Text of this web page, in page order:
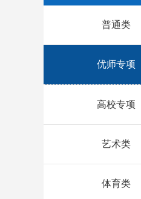
普通类
优师专项
高校专项
艺术类
体育类